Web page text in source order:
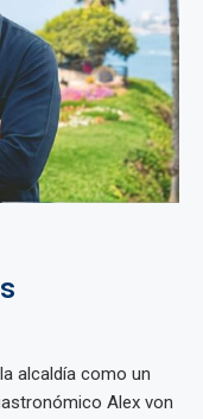
alcaldía como un
Alex von